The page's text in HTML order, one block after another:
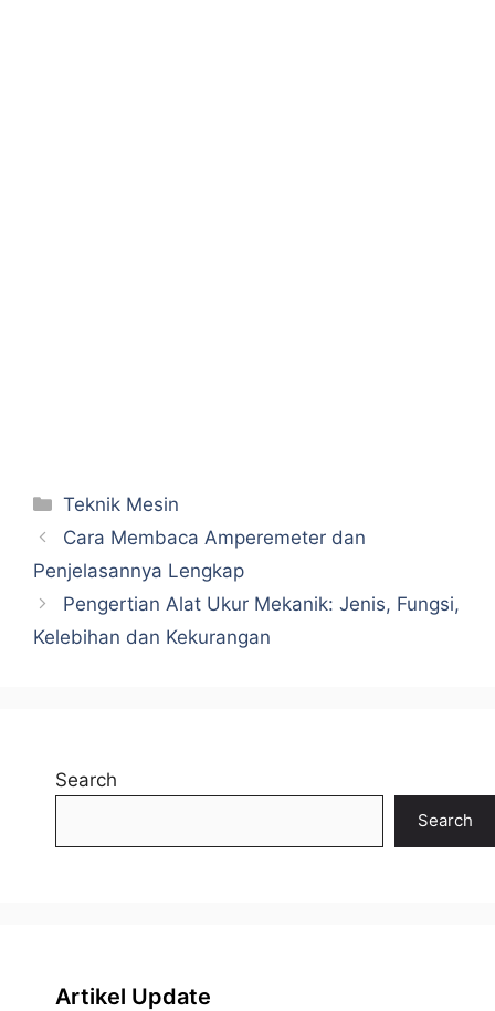
Categories
Teknik Mesin
Cara Membaca Amperemeter dan
Penjelasannya Lengkap
Pengertian Alat Ukur Mekanik: Jenis, Fungsi,
Kelebihan dan Kekurangan
Search
Search
Artikel Update